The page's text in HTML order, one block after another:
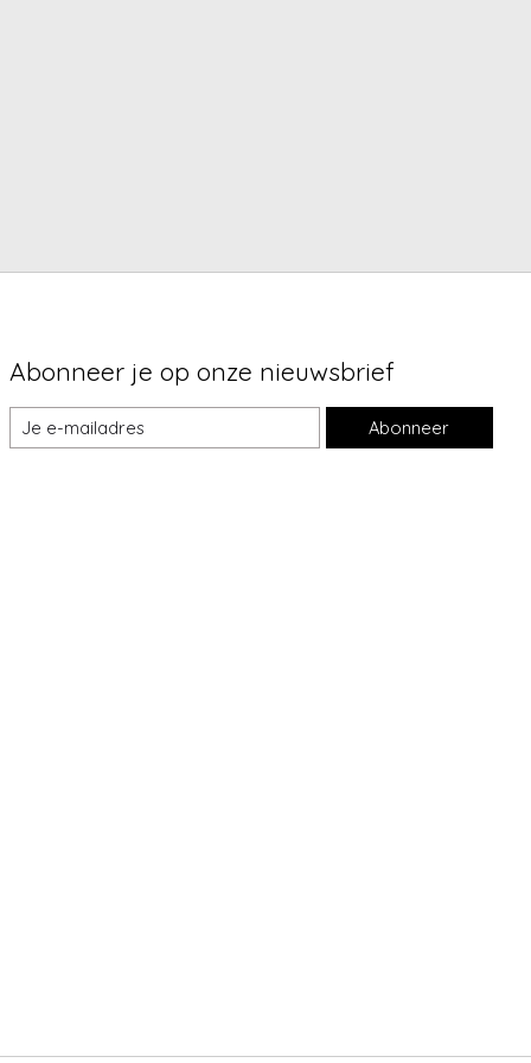
Abonneer je op onze nieuwsbrief
Abonneer